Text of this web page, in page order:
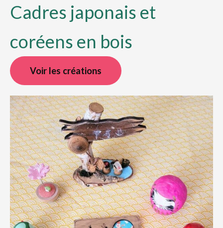
Cadres japonais et
coréens en bois
Voir les créations